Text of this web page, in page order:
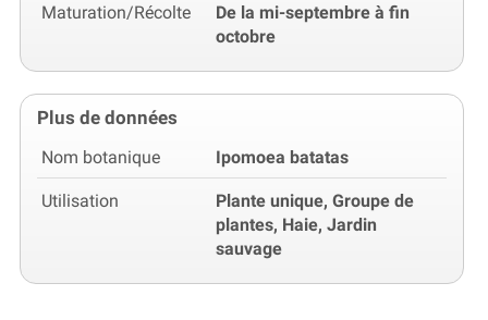
Maturation/Récolte
De la mi-septembre à fin
octobre
Plus de données
Nom botanique Ipomoea batatas
Utilisation
Plante unique, Groupe de
plantes, Haie, Jardin
sauvage